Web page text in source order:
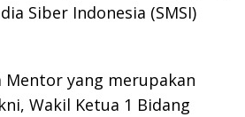
Siber Indonesia (SMSI)
Mentor yang merupakan
Wakil Ketua 1 Bidang